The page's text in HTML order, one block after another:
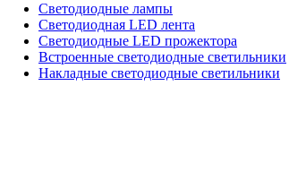
Светодиодные лампы
Светодиодная LED лента
Светодиодные LED прожектора
Встроенные светодиодные светильники
Накладные светодиодные светильники